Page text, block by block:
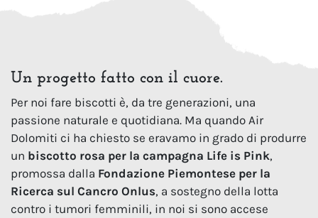
Un progetto fatto con il cuore.
Per noi fare biscotti è, da tre generazioni, una
passione naturale e quotidiana. Ma quando Air
Dolomiti ci ha chiesto se eravamo in grado di produrre
un biscotto rosa per la campagna Life is Pink,
promossa dalla Fondazione Piemontese per la
Ricerca sul Cancro Onlus, a sostegno della lotta
contro i tumori femminili, in noi si sono accese